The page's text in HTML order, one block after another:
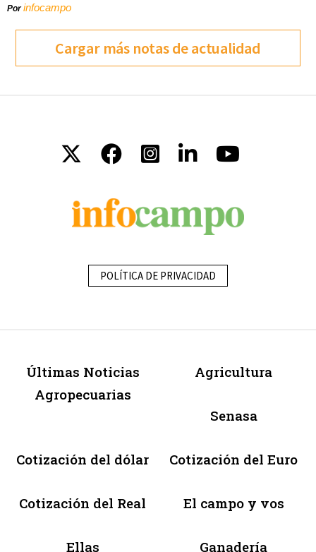
Porinfocampo
Cargar más notas de actualidad
POLÍTICA DE PRIVACIDAD
Últimas Noticias
Agropecuarias
Agricultura
Senasa
Cotización del dólar Cotización del Euro
Cotización del Real El campo y vos
Ellas Ganadería